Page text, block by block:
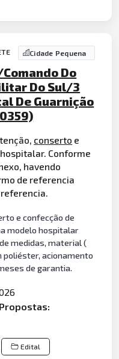
Cidade Pequena
Do
Do Sul/3
De Guarnição
conserto e
Conforme
havendo
de referencia
e confecção de
modelo hospitalar
medidas, material (
poliéster, acionamento
de garantia.
Edital